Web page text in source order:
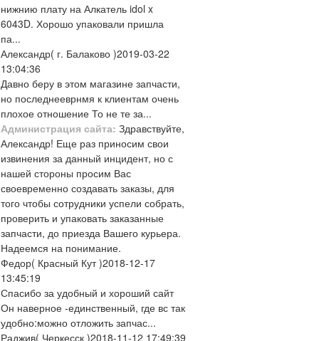
нижнию плату на Алкатель idol x
6043D. Хорошо упаковали пришла
па...
Александр( г. Балаково )2019-03-22
13:04:36
Давно беру в этом магазине запчасти,
но последнееврнмя к клиентам очень
плохое отношение То не те за...
Администрация сайта: Здравствуйте,
Александр! Еще раз приносим свои
извинения за данный инцидент, но с
нашей стороны просим Вас
своевременно создавать заказы, для
того чтобы сотрудники успели собрать,
проверить и упаковать заказанные
запчасти, до приезда Вашего курьера.
Надеемся на понимание.
Федор( Красный Кут )2018-12-17
13:45:19
Спасибо за удобный и хороший сайт
Он наверное -единственный, где вс так
удобно:можно отложить запчас...
Раджив( Черкесск )2018-11-12 17:49:39